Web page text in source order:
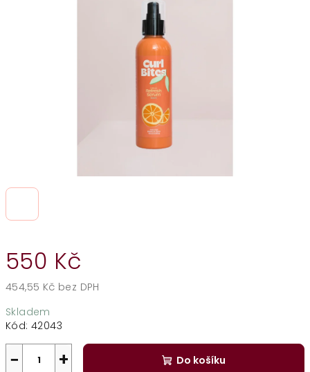
550 Kč
454,55 Kč bez DPH
cena:
Skladem
Kód: 42043
+
− Do košíku